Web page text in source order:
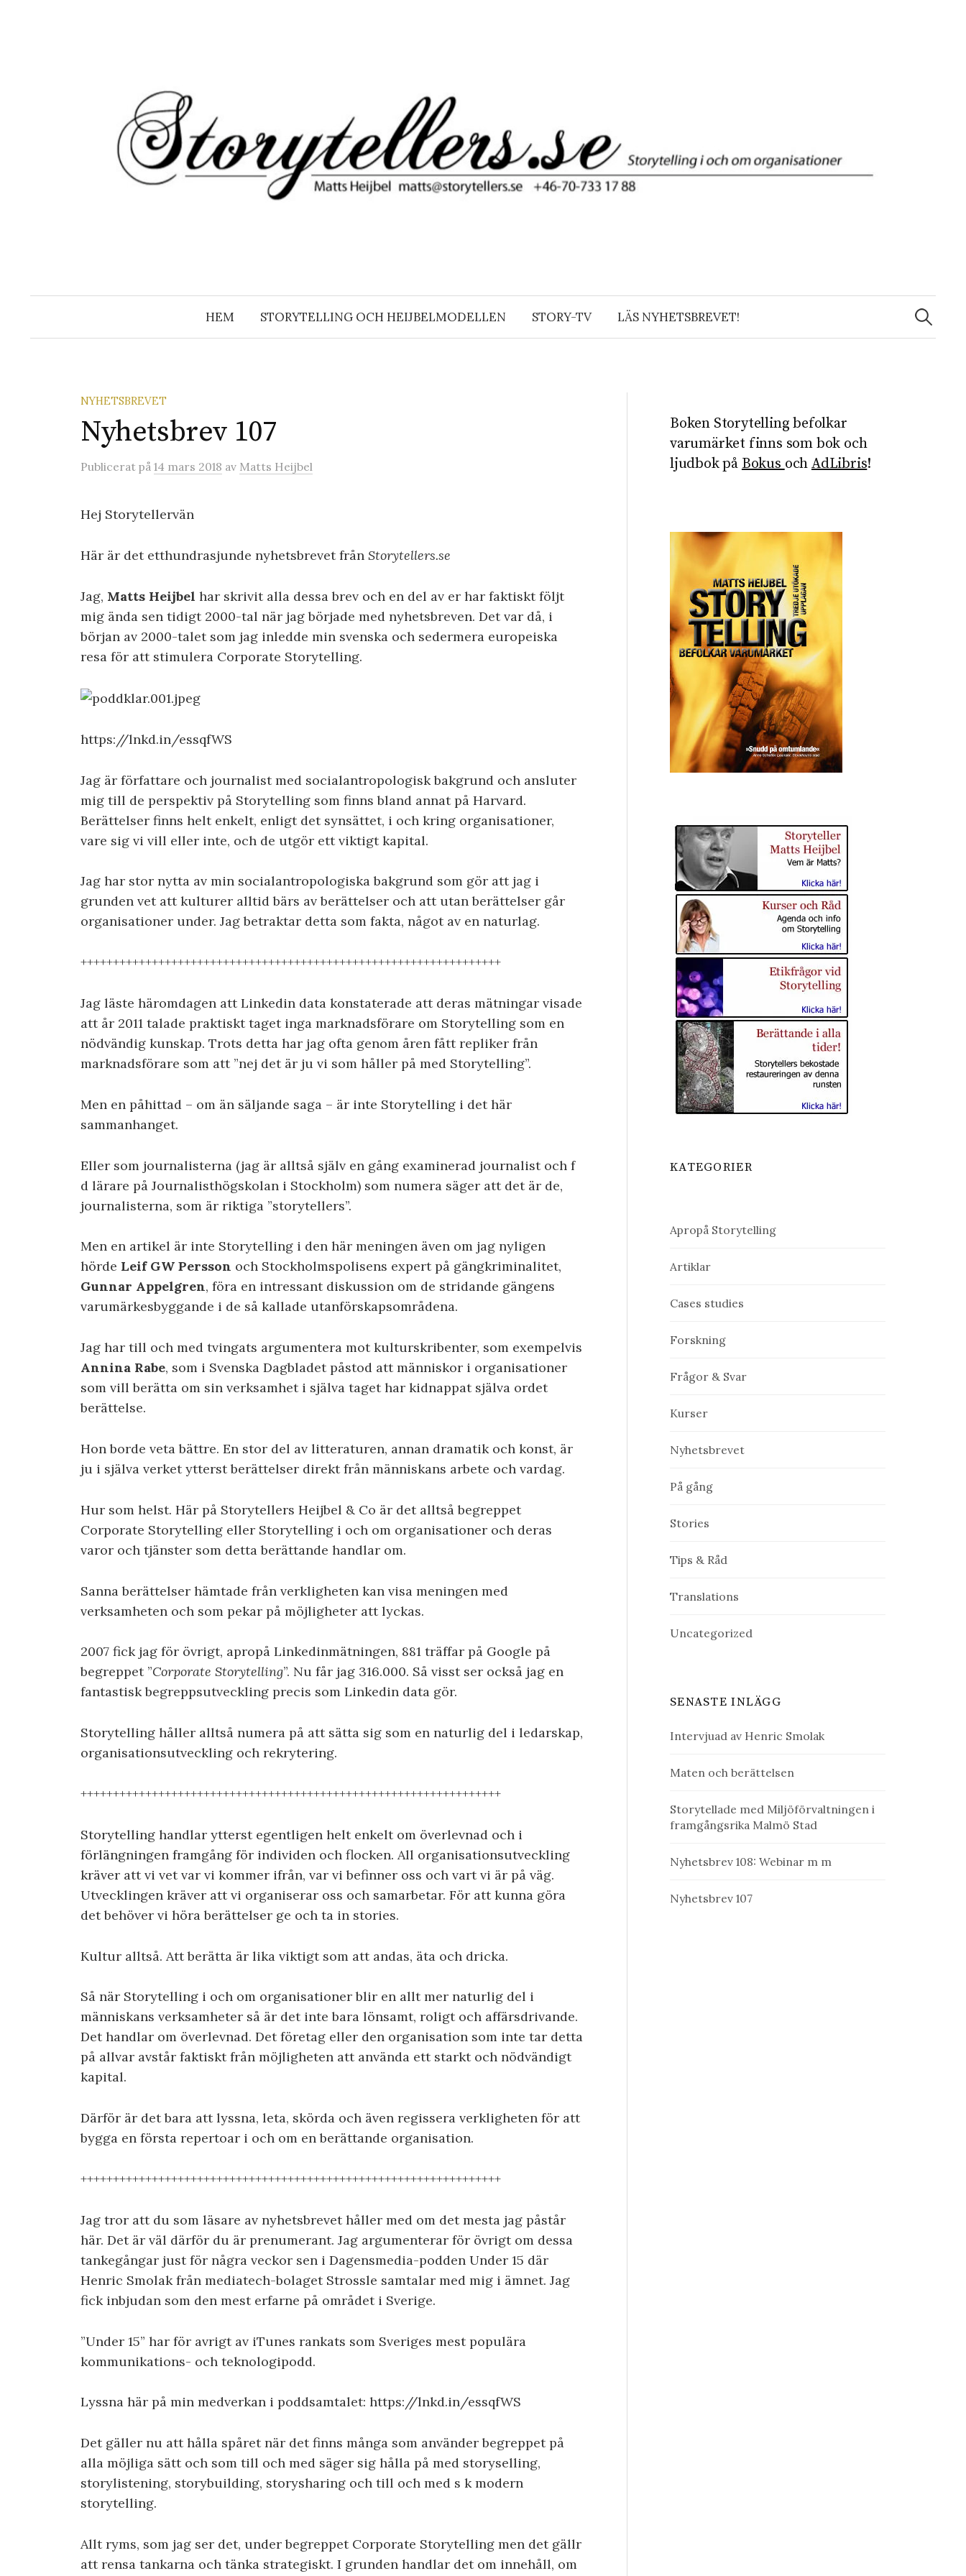
HEM STORYTELLING OCH HEIJBELMODELLEN STORY-TV LÄS NYHETSBREVET!
Sök
efter:
NYHETSBREVET
Nyhetsbrev 107
Publicerat på 14 mars 2018 av Matts Heijbel
Hej Storytellervän
Här är det etthundrasjunde nyhetsbrevet från Storytellers.se
Jag, Matts Heijbel har skrivit alla dessa brev och en del av er har faktiskt följt
mig ända sen tidigt 2000-tal när jag började med nyhetsbreven. Det var då, i
början av 2000-talet som jag inledde min svenska och sedermera europeiska
resa för att stimulera Corporate Storytelling.
https://lnkd.in/essqfWS
Jag är författare och journalist med socialantropologisk bakgrund och ansluter
mig till de perspektiv på Storytelling som finns bland annat på Harvard.
Berättelser finns helt enkelt, enligt det synsättet, i och kring organisationer,
vare sig vi vill eller inte, och de utgör ett viktigt kapital.
Jag har stor nytta av min socialantropologiska bakgrund som gör att jag i
grunden vet att kulturer alltid bärs av berättelser och att utan berättelser går
organisationer under. Jag betraktar detta som fakta, något av en naturlag.
+++++++++++++++++++++++++++++++++++++++++++++++++++++++++++++++++
Jag läste häromdagen att Linkedin data konstaterade att deras mätningar visade
att år 2011 talade praktiskt taget inga marknadsförare om Storytelling som en
nödvändig kunskap. Trots detta har jag ofta genom åren fått repliker från
marknadsförare som att ”nej det är ju vi som håller på med Storytelling”.
Men en påhittad – om än säljande saga – är inte Storytelling i det här
sammanhanget.
Eller som journalisterna (jag är alltså själv en gång examinerad journalist och f
d lärare på Journalisthögskolan i Stockholm) som numera säger att det är de,
journalisterna, som är riktiga ”storytellers”.
Men en artikel är inte Storytelling i den här meningen även om jag nyligen
hörde Leif GW Persson och Stockholmspolisens expert på gängkriminalitet,
Gunnar Appelgren, föra en intressant diskussion om de stridande gängens
varumärkesbyggande i de så kallade utanförskapsområdena.
Jag har till och med tvingats argumentera mot kulturskribenter, som exempelvis
Annina Rabe, som i Svenska Dagbladet påstod att människor i organisationer
som vill berätta om sin verksamhet i själva taget har kidnappat själva ordet
berättelse.
Hon borde veta bättre. En stor del av litteraturen, annan dramatik och konst, är
ju i själva verket ytterst berättelser direkt från människans arbete och vardag.
Hur som helst. Här på Storytellers Heijbel & Co är det alltså begreppet
Corporate Storytelling eller Storytelling i och om organisationer och deras
varor och tjänster som detta berättande handlar om.
Sanna berättelser hämtade från verkligheten kan visa meningen med
verksamheten och som pekar på möjligheter att lyckas.
2007 fick jag för övrigt, apropå Linkedinmätningen, 881 träffar på Google på
begreppet ”Corporate Storytelling”. Nu får jag 316.000. Så visst ser också jag en
fantastisk begreppsutveckling precis som Linkedin data gör.
Storytelling håller alltså numera på att sätta sig som en naturlig del i ledarskap,
organisationsutveckling och rekrytering.
+++++++++++++++++++++++++++++++++++++++++++++++++++++++++++++++++
Storytelling handlar ytterst egentligen helt enkelt om överlevnad och i
förlängningen framgång för individen och flocken. All organisationsutveckling
kräver att vi vet var vi kommer ifrån, var vi befinner oss och vart vi är på väg.
Utvecklingen kräver att vi organiserar oss och samarbetar. För att kunna göra
det behöver vi höra berättelser ge och ta in stories.
Kultur alltså. Att berätta är lika viktigt som att andas, äta och dricka.
Så när Storytelling i och om organisationer blir en allt mer naturlig del i
människans verksamheter så är det inte bara lönsamt, roligt och affärsdrivande.
Det handlar om överlevnad. Det företag eller den organisation som inte tar detta
på allvar avstår faktiskt från möjligheten att använda ett starkt och nödvändigt
kapital.
Därför är det bara att lyssna, leta, skörda och även regissera verkligheten för att
bygga en första repertoar i och om en berättande organisation.
+++++++++++++++++++++++++++++++++++++++++++++++++++++++++++++++++
Jag tror att du som läsare av nyhetsbrevet håller med om det mesta jag påstår
här. Det är väl därför du är prenumerant. Jag argumenterar för övrigt om dessa
tankegångar just för några veckor sen i Dagensmedia-podden Under 15 där
Henric Smolak från mediatech-bolaget Strossle samtalar med mig i ämnet. Jag
fick inbjudan som den mest erfarne på området i Sverige.
”Under 15” har för avrigt av iTunes rankats som Sveriges mest populära
kommunikations- och teknologipodd.
Lyssna här på min medverkan i poddsamtalet: https://lnkd.in/essqfWS
Det gäller nu att hålla spåret när det finns många som använder begreppet på
alla möjliga sätt och som till och med säger sig hålla på med storyselling,
storylistening, storybuilding, storysharing och till och med s k modern
storytelling.
Allt ryms, som jag ser det, under begreppet Corporate Storytelling men det gällr
att rensa tankarna och tänka strategiskt. I grunden handlar det om innehåll, om
Boken Storytelling befolkar
varumärket finns som bok och
ljudbok påBokusoch AdLibris!
KATEGORIER
Apropå Storytelling
Artiklar
Cases studies
Forskning
Frågor & Svar
Kurser
Nyhetsbrevet
På gång
Stories
Tips & Råd
Translations
Uncategorized
SENASTE INLÄGG
Intervjuad av Henric Smolak
Maten och berättelsen
Storytellade med Miljöförvaltningen i
framgångsrika Malmö Stad
Nyhetsbrev 108: Webinar m m
Nyhetsbrev 107